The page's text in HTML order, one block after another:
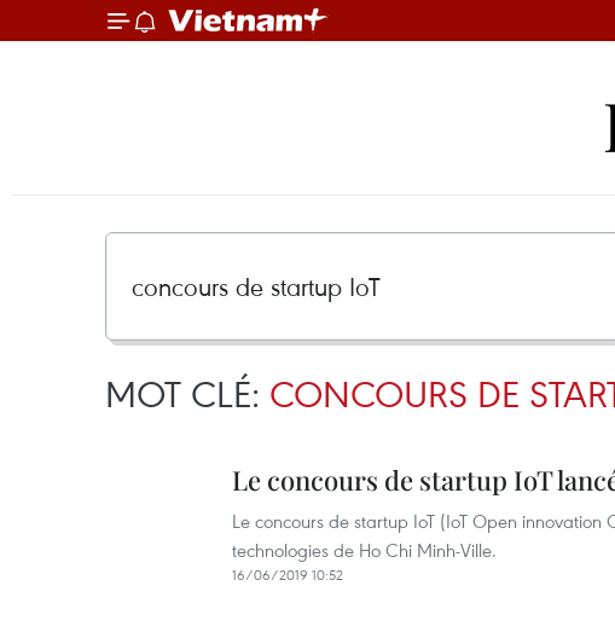
MOT CLÉ: CONCOURS DE
Le concours de startup IoT
Le concours de startup IoT (IoT Open
technologies de Ho Chi Minh-Ville.
16/06/2019 10:52